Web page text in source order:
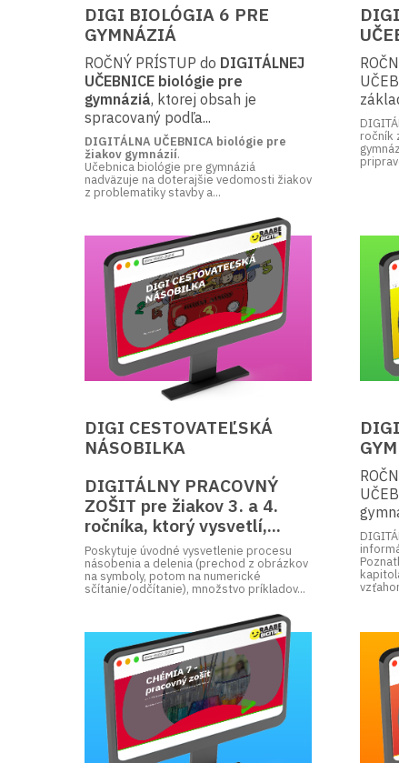
DIGI BIOLÓGIA 6 PRE
GYMNÁZIÁ
ROČNÝ PRÍSTUP do DIGITÁLNEJ
UČEBNICE biológie pre
gymnáziá, ktorej obsah je
spracovaný podľa...
DIGITÁLNA UČEBNICA biológie pre
žiakov gymnázií.
Učebnica biológie pre gymnáziá
nadväzuje na doterajšie vedomosti žiakov
z problematiky stavby a...
ročník
DIGI CESTOVATEĽSKÁ
NÁSOBILKA
DIGITÁLNY PRACOVNÝ
ZOŠIT pre žiakov 3. a 4.
ročníka, ktorý vysvetlí,...
Poskytuje úvodné vysvetlenie procesu
násobenia a delenia (prechod z obrázkov
na symboly, potom na numerické
sčítanie/odčítanie), množstvo príkladov...